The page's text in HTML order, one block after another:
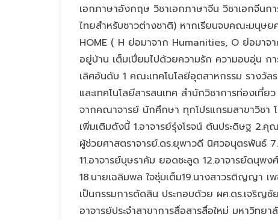
เอกภาษาอังกฤษ วิชาเอกภาษาจีน วิชาเอกจีน
ไทยสำหรับชาวต่างชาติ) หากเรียนจบคณะมนุษย
HOME ( H ย่อมาจาก Humanities, O ย่อมาจ
อยู่บ้าน เต็มเปี่ยมไปด้วยความรัก ความอบอุ่น ก
เลิศอันดับ 1 คณะเทคโนโลยีอุตสาหกรรม รางวั
และเทคโนโลยีสารสนเทศ สำนักวิชาการท่องเ
จากคณาจารย์ นักศึกษา ทุกโปรแกรมสาขาวิชา
เพิ่มเติมดังนี้ 1.อาจารย์รุ่งโรจน์ ต้นประดิษฐ
ผู้ช่วยศาสตราจารย์.ดร.ยุพาวดี นิศวอนุตรพันธ์
11.อาจารย์บุษราคัม ยอดชะลูด 12.อาจารย์ดนุ
18.นายเฉลิมพล ใจชุ่มเต็ม19.นางสาวรติญญา
เป็นกรรมการตัดสิน ประกอบด้วย ผศ.ดร.เจริ
อาจารย์ประจำสาขาการสื่อสารสื่อใหม่ มหาวิทย